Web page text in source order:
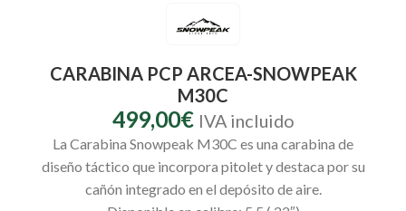
CARABINA PCP ARCEA-SNOWPEAK
M30C
499,00€ IVA incluido
La Carabina Snowpeak M30C es una carabina de
diseño táctico que incorpora pitolet y destaca por su
cañón integrado en el depósito de aire.